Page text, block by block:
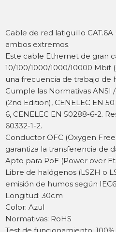
Cable de red latiguillo
ambos extremos.
Este cable Ethernet de gran
10/100/1000/1000/10000 Mbit
una frecuencia de trabajo de
Cumple las Normativas ANSI /
(2nd Edition), CENELEC EN
6, CENELEC EN 50288-6-2.
60332-1-2.
Conductor OFC (Oxygen
garantiza la transferencia de
Apto para PoE (Power over
Libre de halógenos (LSZH o
emisión de humos según
Longitud: 30cm
Color: Azul
Normativas: RoHS